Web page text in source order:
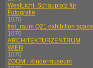
WestLicht. Schauplatz für
Fotografie
1070
frei_raum Q21 exhibition space
1070
ARCHITEKTURZENTRUM
WIEN
1070
ZOOM - Kindermuseum